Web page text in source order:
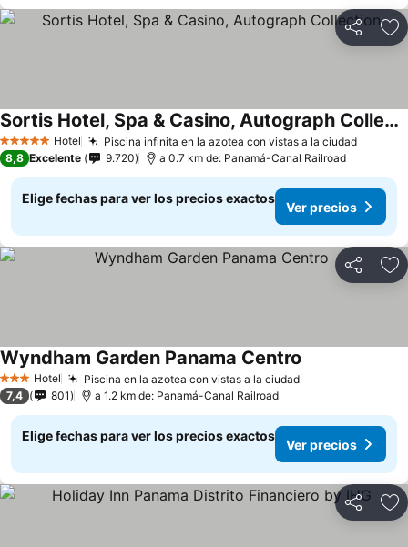
Compartir
5 Estrellas Hotel Piscina infinita en la azotea con vistas a la ciudadVer
Sortis Hotel, Spa & Casino, Autograph Collection
Ver precios
8,8 Excelente 9.720 a 0.7 km de: Panamá-Canal Railroad
Elige fechas para ver los precios exactos
Ver precios
Compartir
3 Estrellas
Hotel Piscina en la azotea con vistas a la ciudadVer precios
Wyndham Garden Panama Centro
7,4 801 a 1.2 km de: Panamá-Canal Railroad
Elige fechas para ver los precios exactos
Ver precios
Compartir